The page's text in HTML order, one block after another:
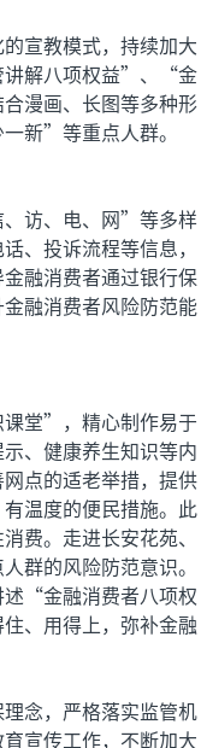
宣教模式，持续加大
讲解八项权益”、“金
漫画、长图等多种形
新”等重点人群。
访、电、网”等多样
、投诉流程等信息，
融消费者通过银行保
融消费者风险防范能
堂”，精心制作易于
、健康养生知识等内
点的适老举措，提供
温度的便民措施。此
费。走进长安花苑、
群的风险防范意识。
“金融消费者八项权
、用得上，弥补金融
念，严格落实监管机
宣传工作，不断加大